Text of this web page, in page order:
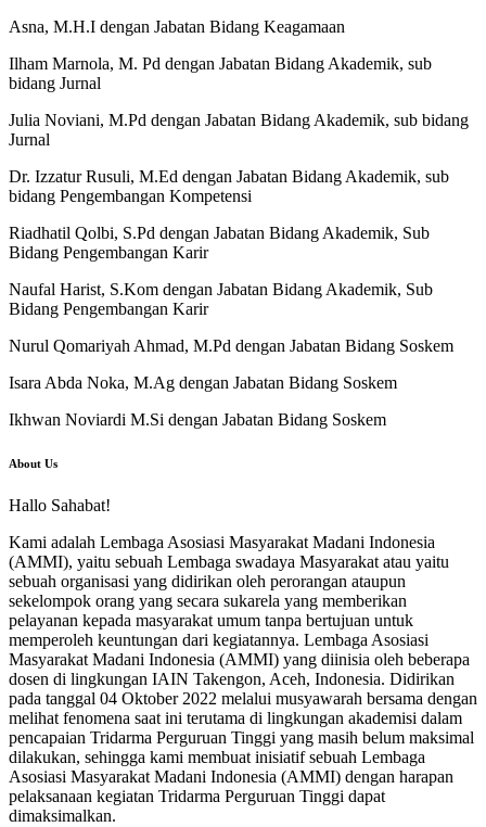
Asna, M.H.I dengan Jabatan Bidang Keagamaan
Ilham Marnola, M. Pd dengan Jabatan Bidang Akademik, sub
bidang Jurnal
Julia Noviani, M.Pd dengan Jabatan Bidang Akademik, sub bidang
Jurnal
Dr. Izzatur Rusuli, M.Ed dengan Jabatan Bidang Akademik, sub
bidang Pengembangan Kompetensi
Riadhatil Qolbi, S.Pd dengan Jabatan Bidang Akademik, Sub
Bidang Pengembangan Karir
Naufal Harist, S.Kom dengan Jabatan Bidang Akademik, Sub
Bidang Pengembangan Karir
Nurul Qomariyah Ahmad, M.Pd dengan Jabatan Bidang Soskem
Isara Abda Noka, M.Ag dengan Jabatan Bidang Soskem
Ikhwan Noviardi M.Si dengan Jabatan Bidang Soskem
About Us
Hallo Sahabat!
Kami adalah Lembaga Asosiasi Masyarakat Madani Indonesia
(AMMI), yaitu sebuah Lembaga swadaya Masyarakat atau yaitu
sebuah organisasi yang didirikan oleh perorangan ataupun
sekelompok orang yang secara sukarela yang memberikan
pelayanan kepada masyarakat umum tanpa bertujuan untuk
memperoleh keuntungan dari kegiatannya. Lembaga Asosiasi
Masyarakat Madani Indonesia (AMMI) yang diinisia oleh beberapa
dosen di lingkungan IAIN Takengon, Aceh, Indonesia. Didirikan
pada tanggal 04 Oktober 2022 melalui musyawarah bersama dengan
melihat fenomena saat ini terutama di lingkungan akademisi dalam
pencapaian Tridarma Perguruan Tinggi yang masih belum maksimal
dilakukan, sehingga kami membuat inisiatif sebuah Lembaga
Asosiasi Masyarakat Madani Indonesia (AMMI) dengan harapan
pelaksanaan kegiatan Tridarma Perguruan Tinggi dapat
dimaksimalkan.